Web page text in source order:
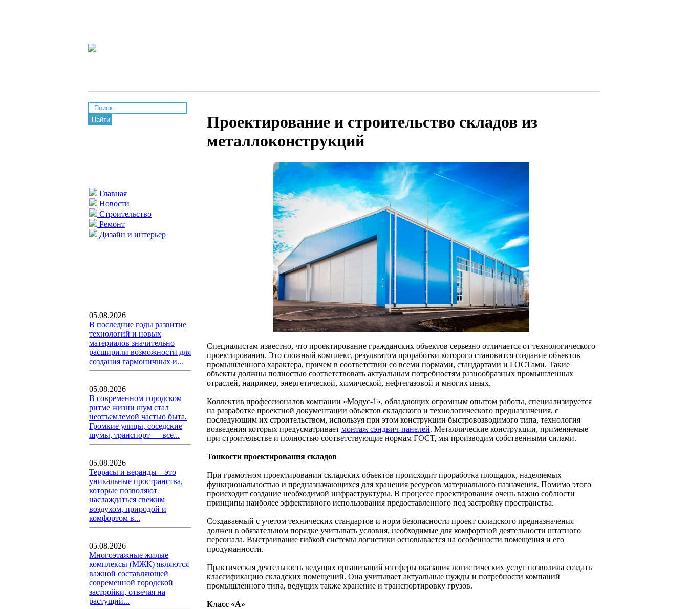
Найти
Главная
Новости
Строительство
Ремонт
Дизайн и интерьер
05.08.2026
В последние годы развитие
технологий и новых
материалов значительно
расширили возможности для
создания гармоничных и...
05.08.2026
В современном городском
ритме жизни шум стал
неотъемлемой частью быта.
Громкие улицы, соседские
шумы, транспорт — все...
05.08.2026
Террасы и веранды – это
уникальные пространства,
которые позволяют
наслаждаться свежим
воздухом, природой и
комфортом в...
05.08.2026
Многоэтажные жилые
комплексы (МЖК) являются
важной составляющей
современной городской
застройки, отвечая на
растущий...
Проектирование и строительство складов из
металлоконструкций
Специалистам известно, что проектирование гражданских объектов серьезно отличается от технологического
проектирования. Это сложный комплекс, результатом проработки которого становится создание объектов
промышленного характера, причем в соответствии со всеми нормами, стандартами и ГОСТами. Такие
объекты должны полностью соответствовать актуальным потребностям разнообразных промышленных
отраслей, например, энергетической, химической, нефтегазовой и многих иных.
Коллектив профессионалов компании «Модус-1», обладающих огромным опытом работы, специализируется
на разработке проектной документации объектов складского и технологического предназначения, с
последующим их строительством, используя при этом конструкции быстровозводимого типа, технология
возведения которых предусматривает монтаж сэндвич-панелей. Металлические конструкции, применяемые
при строительстве и полностью соответствующие нормам ГОСТ, мы производим собственными силами.
Тонкости проектирования складов
При грамотном проектировании складских объектов происходит проработка площадок, наделяемых
функциональностью и предназначающихся для хранения ресурсов материального назначения. Помимо этого
происходит создание необходимой инфраструктуры. В процессе проектирования очень важно соблюсти
принципы наиболее эффективного использования предоставленного под застройку пространства.
Создаваемый с учетом технических стандартов и норм безопасности проект складского предназначения
должен в обязательном порядке учитывать условия, необходимые для комфортной деятельности штатного
персонала. Выстраивание гибкой системы логистики основывается на особенности помещения и его
продуманности.
Практическая деятельность ведущих организаций из сферы оказания логистических услуг позволила создать
классификацию складских помещений. Она учитывает актуальные нужды и потребности компаний
промышленного типа, ведущих также хранение и транспортировку грузов.
Класс «А»